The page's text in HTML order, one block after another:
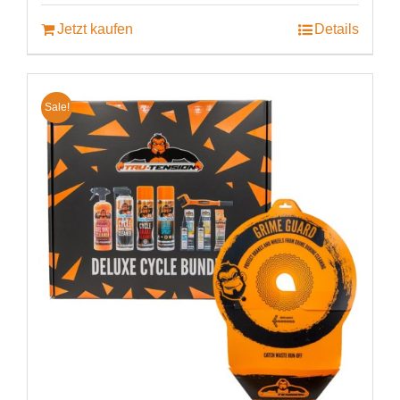
€99.00€69.99.
Jetzt kaufen Details
Sale!